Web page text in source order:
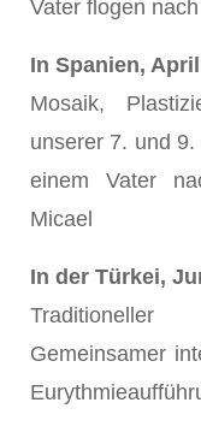
Vater flogen
In Spanien,
Mosaik,
unserer 7. und
einem Vater
Micael
In der Türkei,
Gemeinsamer